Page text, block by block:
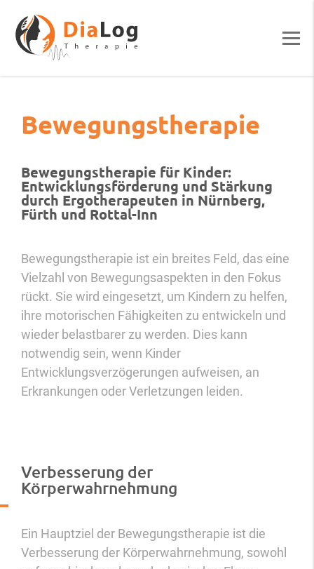
Bewegungstherapie
Bewegungstherapie für Kinder:
Entwicklungsförderung und Stärkung
durch Ergotherapeuten in Nürnberg,
Fürth und Rottal-Inn
Bewegungstherapie ist ein breites Feld, das eine
Vielzahl von Bewegungsaspekten in den Fokus
rückt. Sie wird eingesetzt, um Kindern zu helfen,
ihre motorischen Fähigkeiten zu entwickeln und
wieder belastbarer zu werden. Dies kann
notwendig sein, wenn Kinder
Entwicklungsverzögerungen aufweisen, an
Erkrankungen oder Verletzungen leiden.
Verbesserung der
Körperwahrnehmung
Ein Hauptziel der Bewegungstherapie ist die
Verbesserung der Körperwahrnehmung, sowohl